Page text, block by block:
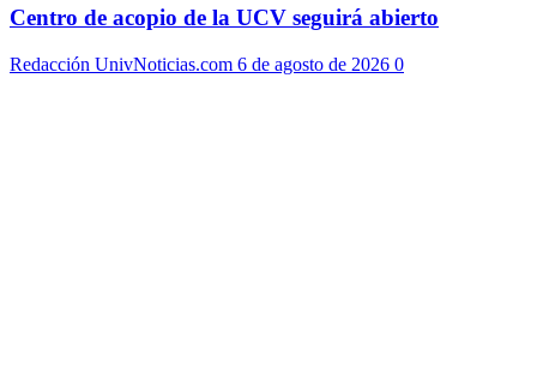
Centro de acopio de la UCV seguirá abierto
Redacción UnivNoticias.com 6 de agosto de 2026 0